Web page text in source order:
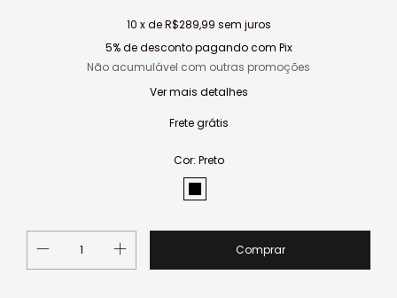
10 x deR$289,99 sem juros
5% de descontopagando com Pix
Não acumulável com outras promoções
Ver mais detalhes
Frete grátis
Cor: Preto